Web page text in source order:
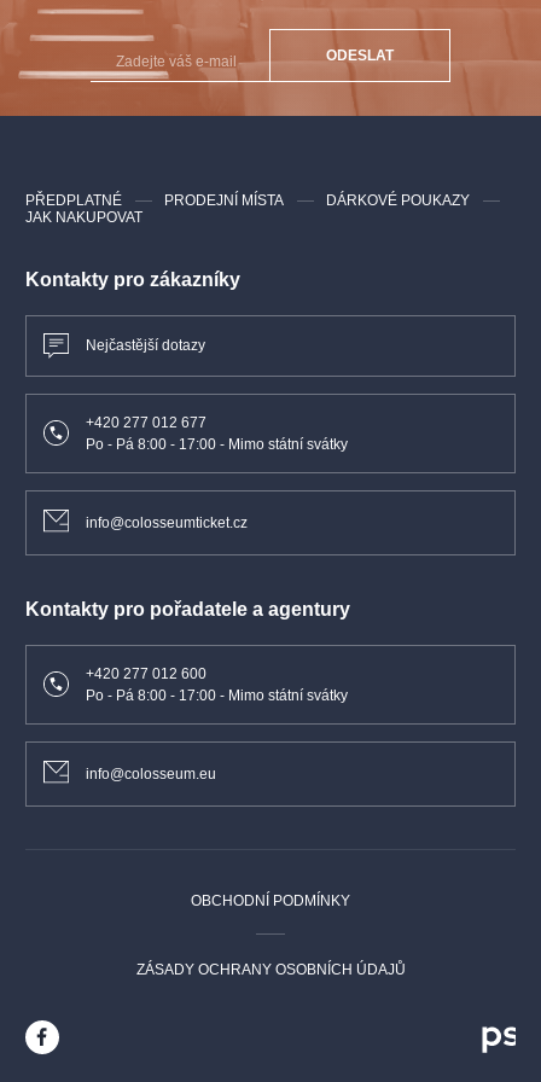
Katuška:Doubravka Novotná
Beneš:David Nykl / David Szendiuch
Rarach:
Jan Šťáva / Pavel Švingr - J.H.
ODESLAT
Kontakty pro zákazníky
Nejčastější dotazy
+420 277 012 677
Po - Pá 8:00 - 17:00 - Mimo státní svátky
info@colosseumticket.cz
Kontakty pro pořadatele a agentury
+420 277 012 600
Po - Pá 8:00 - 17:00 - Mimo státní svátky
info@colosseum.eu
PŘEDPLATNÉ PRODEJNÍ MÍSTA
DÁRKOVÉ POUKAZY
JAK NAKUPOVAT
OBCHODNÍ PODMÍNKY
ZÁSADY OCHRANY OSOBNÍCH ÚDAJŮ